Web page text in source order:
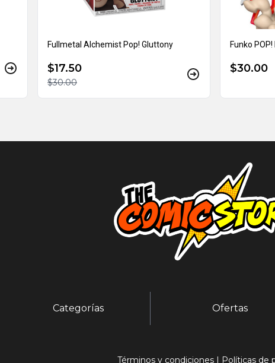
Fullmetal Alchemist Pop! Gluttony
$17.50
$30.00
Funko
$30.00
Categorías Ofertas
Términos y condiciones | Políticas de